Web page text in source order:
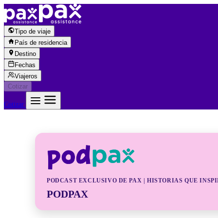
Saltar al contenido
Tipo de viaje
País de residencia
Destino
Fechas
Viajeros
Cotizar
Cotizar
PODCAST EXCLUSIVO DE PAX | HISTORIAS QUE
PODPAX